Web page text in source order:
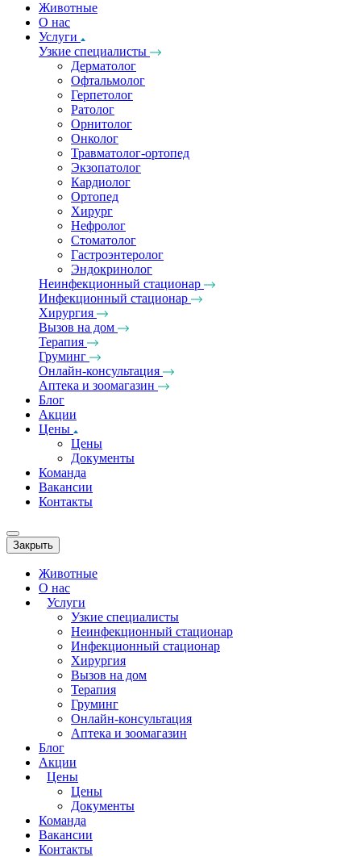
Животные
О нас
Услуги
Узкие специалисты
Дерматолог
Офтальмолог
Герпетолог
Ратолог
Орнитолог
Онколог
Травматолог-ортопед
Экзопатолог
Кардиолог
Ортопед
Хирург
Нефролог
Стоматолог
Гастроэнтеролог
Эндокринолог
Неинфекционный стационар
Инфекционный стационар
Хирургия
Вызов на дом
Терапия
Груминг
Онлайн-консультация
Аптека и зоомагазин
Блог
Акции
Цены
Цены
Документы
Команда
Вакансии
Контакты
Закрыть
Животные
О нас
Услуги
Узкие специалисты
Неинфекционный стационар
Инфекционный стационар
Хирургия
Вызов на дом
Терапия
Груминг
Онлайн-консультация
Аптека и зоомагазин
Блог
Акции
Цены
Цены
Документы
Команда
Вакансии
Контакты